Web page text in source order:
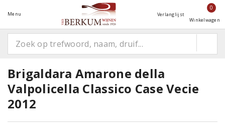
Menu Verlanglijst
0
Winkelwagen
Brigaldara Amarone della
Valpolicella Classico Case Vecie
2012